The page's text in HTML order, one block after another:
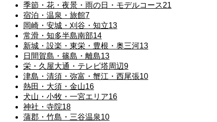
季節・花・夜景・雨の日・モデルコース21
宿泊・温泉・旅館7
岡崎・安城・刈谷・知立13
常滑・知多半島南部14
新城・設楽・東栄・豊根・奥三河13
日間賀島・篠島・離島13
栄・久屋大通・テレビ塔周辺9
津島・清須・弥富・蟹江・西尾張10
熱田・大須・金山16
犬山・小牧・一宮エリア16
神社・寺院18
蒲郡・竹島・三谷温泉10